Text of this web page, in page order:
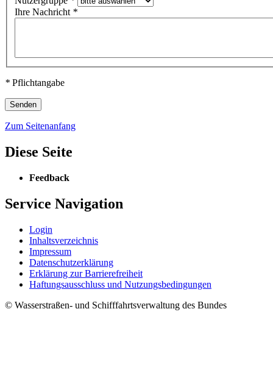
Ihre Nachricht *
* Pflichtangabe
Zum Seitenanfang
Diese Seite
Feedback
Service Navigation
Login
Inhaltsverzeichnis
Impressum
Datenschutzerklärung
Erklärung zur Barrierefreiheit
Haftungsausschluss und Nutzungsbedingungen
© Wasserstraßen- und Schifffahrtsverwaltung des Bundes